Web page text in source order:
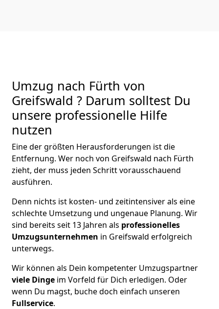
Umzug nach Fürth von
Greifswald ? Darum solltest Du
unsere professionelle Hilfe
nutzen
Eine der größten Herausforderungen ist die
Entfernung. Wer noch von Greifswald nach Fürth
zieht, der muss jeden Schritt vorausschauend
ausführen.
Denn nichts ist kosten- und zeitintensiver als eine
schlechte Umsetzung und ungenaue Planung. Wir
sind bereits seit 13 Jahren als professionelles
Umzugsunternehmen in Greifswald erfolgreich
unterwegs.
Wir können als Dein kompetenter Umzugspartner
viele Dinge im Vorfeld für Dich erledigen. Oder
wenn Du magst, buche doch einfach unseren
Fullservice.